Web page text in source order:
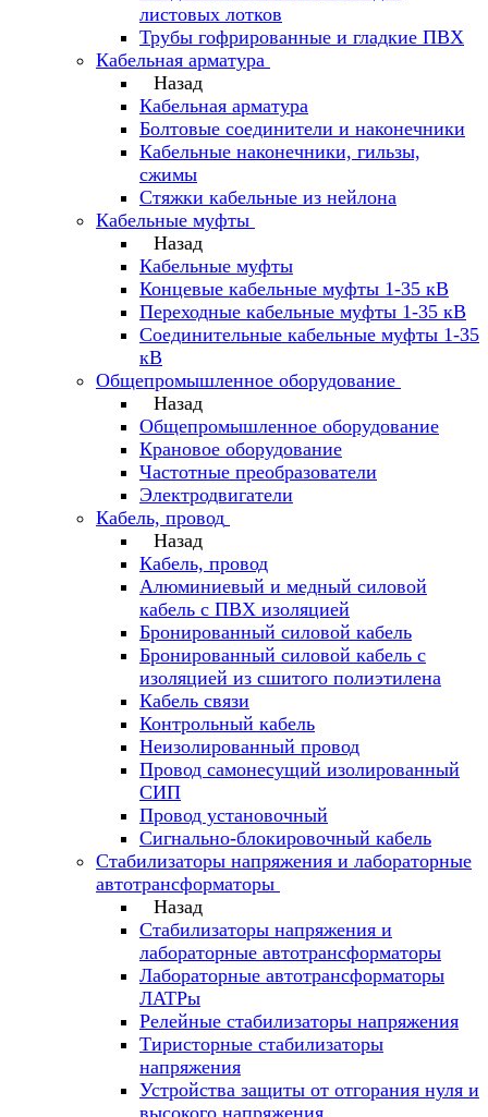
листовых лотков
Трубы гофрированные и гладкие ПВХ
Кабельная арматура
Назад
Кабельная арматура
Болтовые соединители и наконечники
Кабельные наконечники, гильзы,
сжимы
Стяжки кабельные из нейлона
Кабельные муфты
Назад
Кабельные муфты
Концевые кабельные муфты 1-35 кВ
Переходные кабельные муфты 1-35 кВ
Соединительные кабельные муфты 1-35
кВ
Общепромышленное оборудование
Назад
Общепромышленное оборудование
Крановое оборудование
Частотные преобразователи
Электродвигатели
Кабель, провод
Назад
Кабель, провод
Алюминиевый и медный силовой
кабель с ПВХ изоляцией
Бронированный силовой кабель
Бронированный силовой кабель с
изоляцией из сшитого полиэтилена
Кабель связи
Контрольный кабель
Неизолированный провод
Провод самонесущий изолированный
СИП
Провод установочный
Сигнально-блокировочный кабель
Стабилизаторы напряжения и лабораторные
автотрансформаторы
Назад
Стабилизаторы напряжения и
лабораторные автотрансформаторы
Лабораторные автотрансформаторы
ЛАТРы
Релейные стабилизаторы напряжения
Тиристорные стабилизаторы
напряжения
Устройства защиты от отгорания нуля и
высокого напряжения